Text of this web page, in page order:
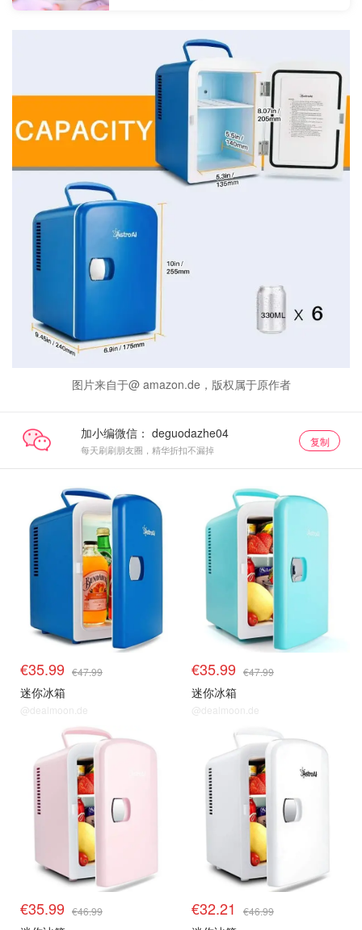
图片来自于@ amazon.de，版权属于原作者
加小编微信：
每天刷刷朋友圈，精华折扣不漏掉
复制
€35.99 €47.99
迷你冰箱
@dealmoon.de
€35.99 €47.99
迷你冰箱
@dealmoon.de
€35.99 €46.99 €32.21 €46.99